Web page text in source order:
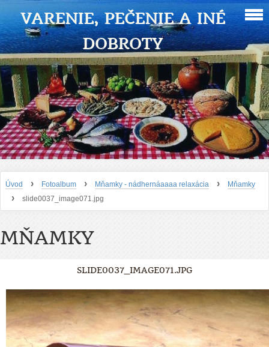
VARENIE, PEČENIE A INÉ
DOBROTY
Úvod › Fotoalbum › Mňamky - nádhernáaaaa relaxácia › Mňamky
› slide0037_image071.jpg
MŇAMKY
SLIDE0037_IMAGE071.JPG